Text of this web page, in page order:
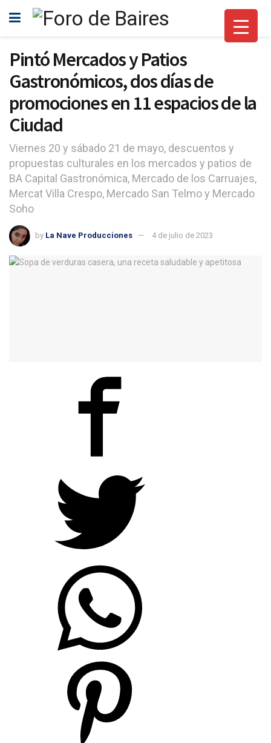
Pintó Mercados y Patios
Gastronómicos, dos días de
promociones en 11 espacios de la
Ciudad
Viernes 20 y sábado 21 de mayo, descuentos y
propuestas culturales en los mercados y patios de
BA Capital Gastronómica, Mercado de los Carruajes,
Mercat Villa Crespo, Mercado San Telmo y Mercado
Soho
by La Nave Producciones 4 de julio de 2023